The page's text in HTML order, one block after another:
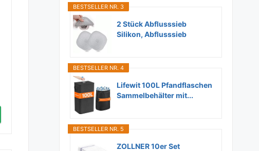
BESTSELLER NR. 3
2 Stück Abflusssieb
Silikon, Abflusssieb
BESTSELLER NR. 4
Lifewit 100L Pfandflaschen
Sammelbehälter mit...
BESTSELLER NR. 5
ZOLLNER 10er Set